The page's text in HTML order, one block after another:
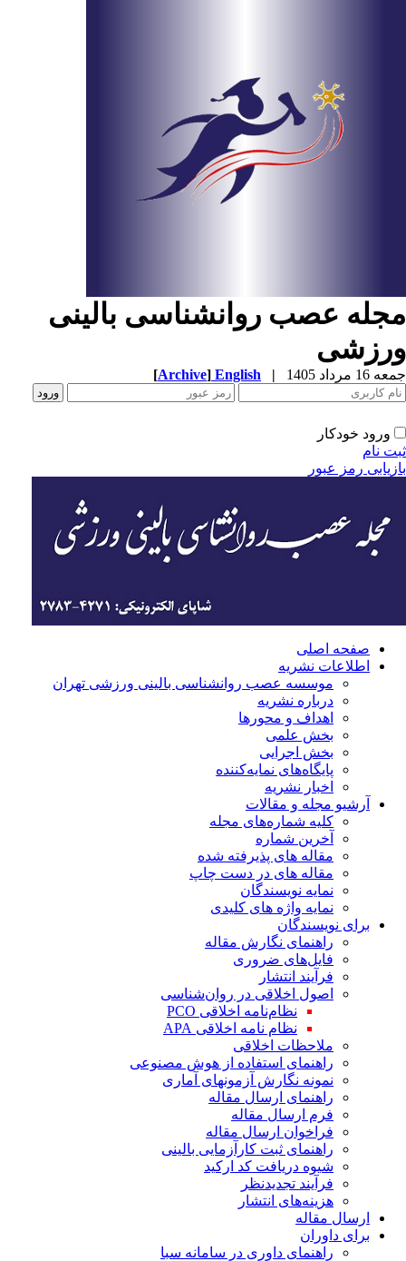
عصب روانشناسی بالینی
مرداد 1405 |
English
[Archive]
ورود خودکار
نام
رمز عبور
صفحه اصلی
اطلاعات نشریه
موسسه عصب روانشناسی بالینی ورزشی تهران
درباره نشریه
اهداف و محورها
بخش علمی
بخش اجرایی
‌پایگاه‌های نمایه‌کننده
اخبار نشریه
آرشیو مجله و مقالات
کلیه شماره‌های مجله
آخرین شماره
مقاله های پذیرفته شده
مقاله های در دست چاپ
نمایه نویسندگان
نمایه واژه های کلیدی
برای نویسندگان
راهنمای نگارش مقاله
فایل‌های ضروری
فرآیند انتشار
اصول اخلاقی در روان‌شناسی
نظام‌نامه اخلاقی PCO
نظام نامه اخلاقی APA
ملاحظات اخلاقی
راهنمای استفاده از هوش مصنوعی
نمونه نگارش آزمونهای آماری
راهنمای ارسال مقاله
فرم ارسال مقاله
فراخوان ارسال مقاله
راهنمای ثبت کارآزمایی بالینی
شیوه دریافت کد ارکید
فرآیند تجدیدنظر
هزینه‌های انتشار
ارسال مقاله
برای داوران
راهنمای داوری در سامانه سبا